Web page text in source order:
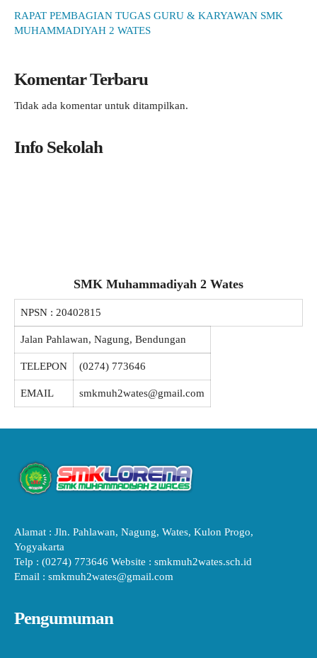
RAPAT PEMBAGIAN TUGAS GURU & KARYAWAN SMK
MUHAMMADIYAH 2 WATES
Komentar Terbaru
Tidak ada komentar untuk ditampilkan.
Info Sekolah
SMK Muhammadiyah 2 Wates
NPSN : 20402815
Jalan Pahlawan, Nagung, Bendungan
TELEPON (0274) 773646
EMAIL smkmuh2wates@gmail.com
Alamat : Jln. Pahlawan, Nagung, Wates, Kulon Progo,
Yogyakarta
Telp : (0274) 773646 Website : smkmuh2wates.sch.id
Email : smkmuh2wates@gmail.com
Pengumuman